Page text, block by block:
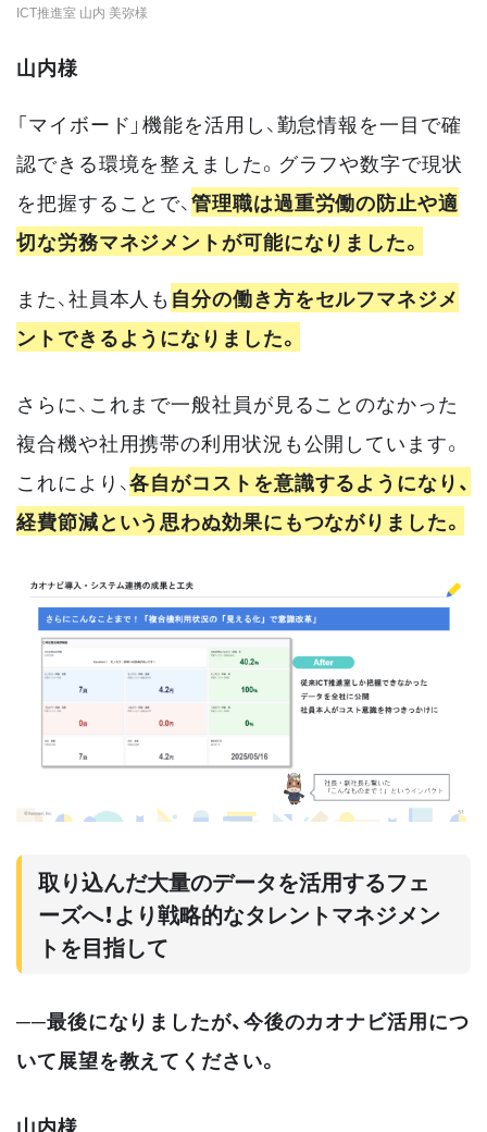
ICT推進室 山内 美弥様
山内様
「マイボード」機能を活用し、勤怠情報を一目で確
認できる環境を整えました。グラフや数字で現状
を把握することで、管理職は過重労働の防止や適
切な労務マネジメントが可能になりました。
また、社員本人も 自分の働き方をセルフマネジメ
ントできるようになりました。
さらに、これまで一般社員が見ることのなかった
複合機や社用携帯の利用状況も公開しています。
これにより、各自がコストを意識するようになり、
経費節減という思わぬ効果にもつながりました。
取り込んだ大量のデータを活用するフェ
ーズへ！より戦略的なタレントマネジメン
トを目指して
──最後になりましたが、今後のカオナビ活用につ
いて展望を教えてください。